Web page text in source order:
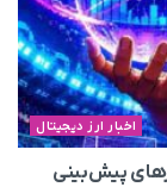
اخبار ارز دیجیتال
بازارهای پیش‌بینی